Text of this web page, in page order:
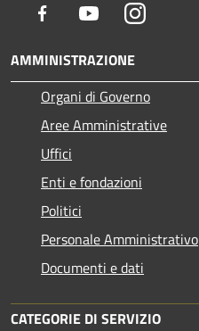
Facebook YoutubeInstagram
AMMINISTRAZIONE
Organi di Governo
Aree Amministrative
Uffici
Enti e fondazioni
Politici
Personale Amministrativo
Documenti e dati
CATEGORIE DI SERVIZIO